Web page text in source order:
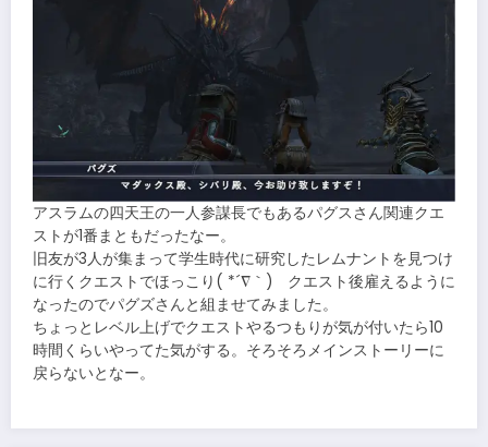
アスラムの四天王の一人参謀長でもあるパグスさん関連クエ
ストが1番まともだったなー。
旧友が3人が集まって学生時代に研究したレムナントを見つけ
に行くクエストでほっこり( *´∇｀) クエスト後雇えるように
なったのでパグズさんと組ませてみました。
ちょっとレベル上げでクエストやるつもりが気が付いたら10
時間くらいやってた気がする。そろそろメインストーリーに
戻らないとなー。